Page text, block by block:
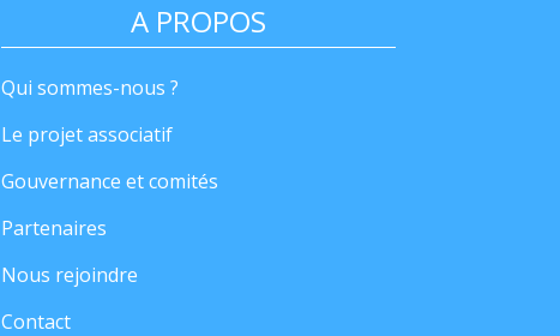
A PROPOS
Qui sommes-nous ?
Le projet associatif
Gouvernance et comités
Partenaires
Nous rejoindre
Contact